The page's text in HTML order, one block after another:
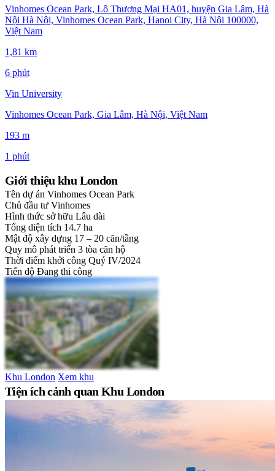
Vinhomes Ocean Park, Lô Thương Mại HA01, huyện Gia Lâm, Hà
Nội Hà Nội, Vinhomes Ocean Park, Hanoi City, Hà Nội 100000,
Việt Nam
1,81 km
6 phút
Vin University
Vinhomes Ocean Park, Gia Lâm, Hà Nội, Việt Nam
193 m
1 phút
Giới thiệu khu London
Tên dự án Vinhomes Ocean Park
Chủ đầu tư Vinhomes
Hình thức sở hữu Lâu dài
Tổng diện tích 14.7 ha
Mật độ xây dựng 17 – 20 căn/tầng
Quy mô phát triển 3 tòa căn hộ
Thời điểm khởi công Quý IV/2024
Tiến độ Đang thi công
Khu London Xem khu
Tiện ích cảnh quan Khu London